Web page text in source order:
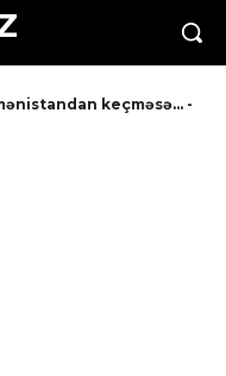
keçməsə... -